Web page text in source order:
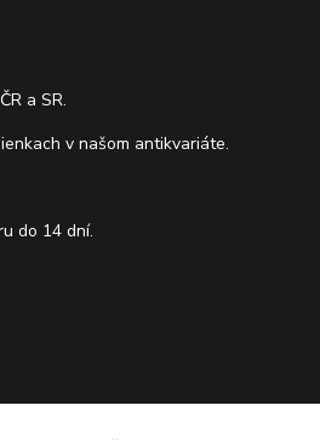
a SR.
v našom antikvariáte.
do 14 dní.